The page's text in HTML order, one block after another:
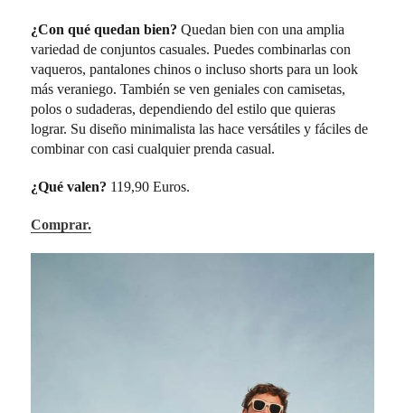
¿Con qué quedan bien?Quedan bien con una amplia
variedad de conjuntos casuales. Puedes combinarlas con
vaqueros, pantalones chinos o incluso shorts para un look
más veraniego. También se ven geniales con camisetas,
polos o sudaderas, dependiendo del estilo que quieras
lograr. Su diseño minimalista las hace versátiles y fáciles de
combinar con casi cualquier prenda casual.
¿Qué valen? 119,90 Euros.
Comprar.